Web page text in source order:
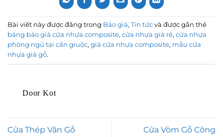
Bài viết này được đăng trong Báo giá, Tin tức và được gắn thẻ
bảng báo giá cửa nhựa composite, cửa nhựa giá rẻ, cửa nhựa
phòng ngủ tại cần giuộc, giá cửa nhựa composite, mẫu cửa
nhựa giả gỗ.
Door Kot
Cửa Thép Vân Gỗ
Cửa Vòm Gỗ Công